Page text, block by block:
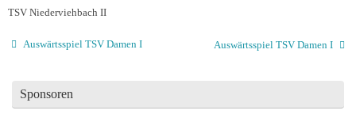
TSV Niederviehbach II
Auswärtsspiel TSV Damen I Auswärtsspiel TSV Damen I
Sponsoren